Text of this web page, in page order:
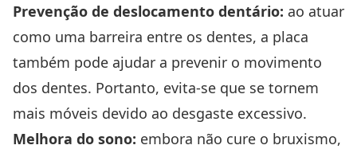
Prevenção de deslocamento dentário: ao atuar
como uma barreira entre os dentes, a placa
também pode ajudar a prevenir o movimento
dos dentes. Portanto, evita-se que se tornem
mais móveis devido ao desgaste excessivo.
Melhora do sono: embora não cure o bruxismo,